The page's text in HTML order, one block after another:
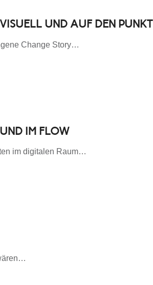
UND AUF DEN PUNKT
Change Story…
IM FLOW
im digitalen Raum…